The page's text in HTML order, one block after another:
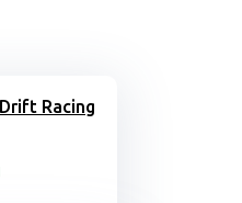
Racing